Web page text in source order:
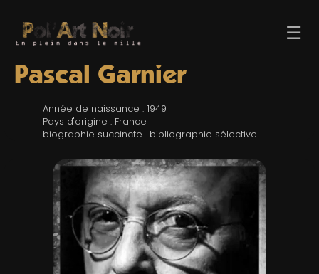
☰
TROMBINO
RECHERCHE
Pascal Garnier
Année de naissance : 1949
Pays d'origine : France
biographie succincte... bibliographie sélective...